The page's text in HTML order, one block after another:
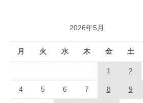
2026年5月
月 火 水 木 金 土
1 2
4 5 6 7 8 9